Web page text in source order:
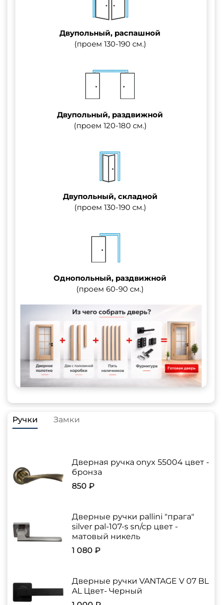
Двупольный, распашной
(проем 130-190 см.)
Двупольный, раздвижной
(проем 120-180 см.)
Двупольный, складной
(проем 130-190 см.)
Однопольный, раздвижной
(проем 60-90 см.)
Ручки Замки
Дверная ручка onyx 55004 цвет -
бронза
850 ₽
Дверные ручки pallini "прага"
silver pal-107-s sn/cp цвет -
матовый никель
1 080 ₽
Дверные ручки VANTAGE V 07 BL
AL Цвет- Черный